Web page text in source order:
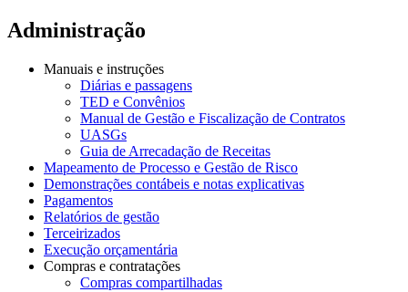
Administração
Manuais e instruções
Diárias e passagens
TED e Convênios
Manual de Gestão e Fiscalização de Contratos
UASGs
Guia de Arrecadação de Receitas
Mapeamento de Processo e Gestão de Risco
Demonstrações contábeis e notas explicativas
Pagamentos
Relatórios de gestão
Terceirizados
Execução orçamentária
Compras e contratações
Compras compartilhadas